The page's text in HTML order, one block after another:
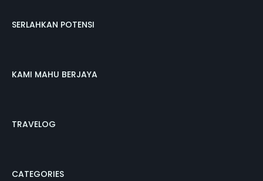
SERLAHKAN POTENSI
KAMI MAHU BERJAYA
TRAVELOG
CATEGORIES